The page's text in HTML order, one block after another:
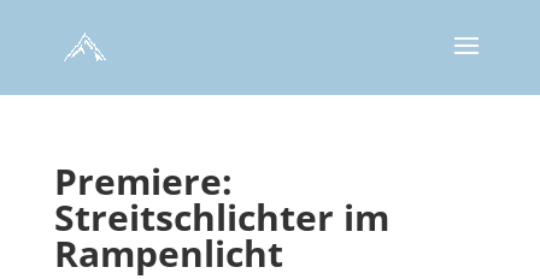
Premiere:
Streitschlichter im
Rampenlicht